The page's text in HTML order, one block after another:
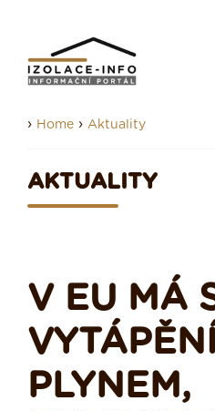
› Home › Aktuality
AKTUALITY
V EU MÁ
PLYNEM,